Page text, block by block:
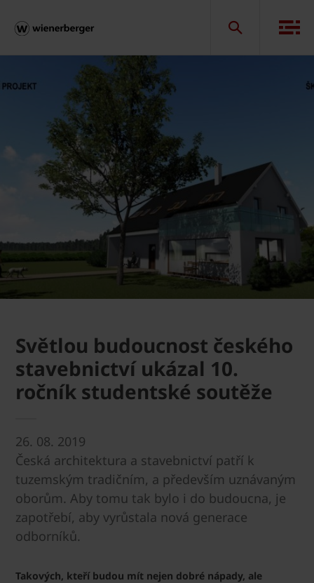
Světlou budoucnost českého
stavebnictví ukázal 10.
ročník studentské soutěže
26. 08. 2019
Česká architektura a stavebnictví patří k
tuzemským tradičním, a především uznávaným
oborům. Aby tomu tak bylo i do budoucna, je
zapotřebí, aby vyrůstala nová generace
odborníků.
Takových, kteří budou mít nejen dobré nápady, ale